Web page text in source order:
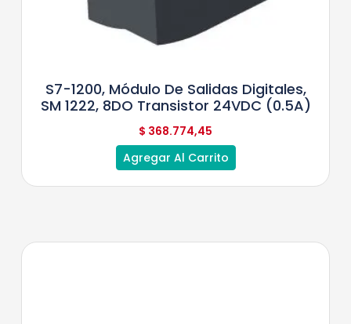
S7-1200, Módulo De Salidas Digitales,
SM 1222, 8DO Transistor 24VDC (0.5A)
$ 368.774,45
Agregar Al Carrito